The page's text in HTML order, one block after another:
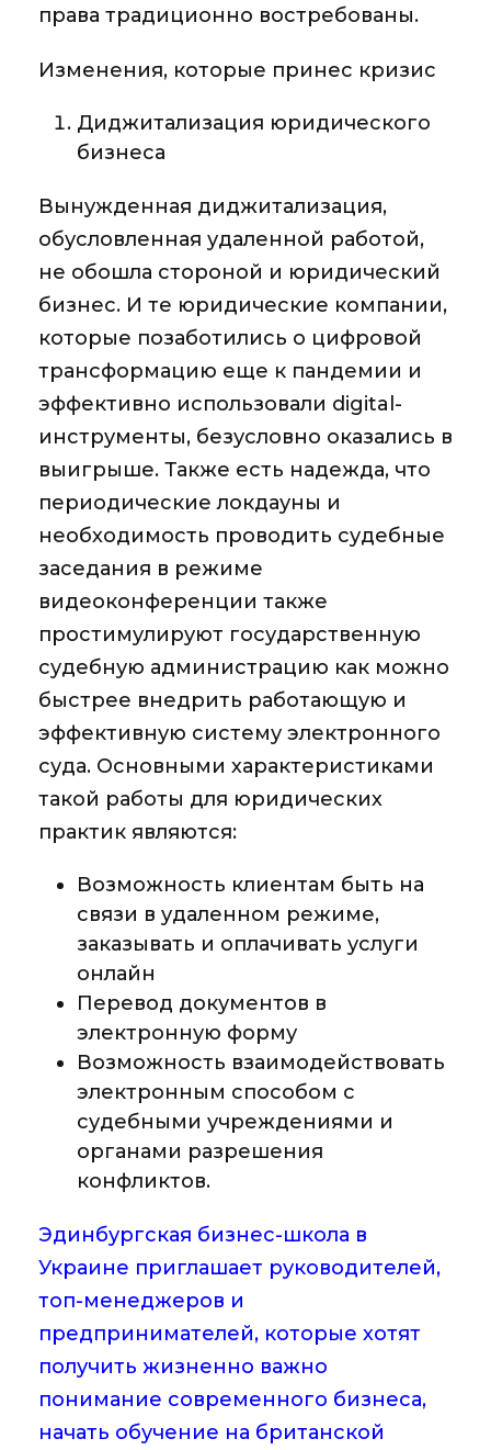
права традиционно востребованы.
Изменения, которые принес кризис
Диджитализация юридического
бизнеса
Вынужденная диджитализация,
обусловленная ​​удаленной работой,
не обошла стороной и юридический
бизнес. И те юридические компании,
которые позаботились о цифровой
трансформацию еще к пандемии и
эффективно использовали digital-
инструменты, безусловно оказались в
выигрыше. Также есть надежда, что
периодические локдауны и
необходимость проводить судебные
заседания в режиме
видеоконференции также
простимулируют государственную
судебную администрацию как можно
быстрее внедрить работающую и
эффективную систему электронного
суда. Основными характеристиками
такой работы для юридических
практик являются:
Возможность клиентам быть на
связи в удаленном режиме,
заказывать и оплачивать услуги
онлайн
Перевод документов в
электронную форму
Возможность взаимодействовать
электронным способом с
судебными учреждениями и
органами разрешения
конфликтов.
Эдинбургская бизнес-школа в
Украине приглашает руководителей,
топ-менеджеров и
предпринимателей, которые хотят
получить жизненно важно
понимание современного бизнеса,
начать обучение на британской